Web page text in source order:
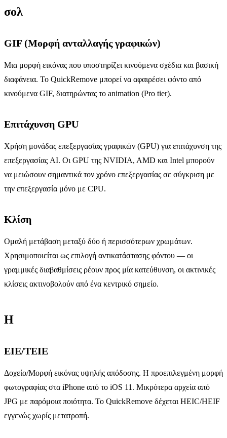
σολ
GIF (Μορφή ανταλλαγής γραφικών)
Μια μορφή εικόνας που υποστηρίζει κινούμενα σχέδια και βασική
διαφάνεια. Το QuickRemove μπορεί να αφαιρέσει φόντο από
κινούμενα GIF, διατηρώντας το animation (Pro tier).
Επιτάχυνση GPU
Χρήση μονάδας επεξεργασίας γραφικών (GPU) για επιτάχυνση της
επεξεργασίας AI. Οι GPU της NVIDIA, AMD και Intel μπορούν
να μειώσουν σημαντικά τον χρόνο επεξεργασίας σε σύγκριση με
την επεξεργασία μόνο με CPU.
Κλίση
Ομαλή μετάβαση μεταξύ δύο ή περισσότερων χρωμάτων.
Χρησιμοποιείται ως επιλογή αντικατάστασης φόντου — οι
γραμμικές διαβαθμίσεις ρέουν προς μία κατεύθυνση, οι ακτινικές
κλίσεις ακτινοβολούν από ένα κεντρικό σημείο.
H
ΕΙΕ/ΤΕΙΕ
Δοχείο/Μορφή εικόνας υψηλής απόδοσης. Η προεπιλεγμένη μορφή
φωτογραφίας στα iPhone από το iOS 11. Μικρότερα αρχεία από
JPG με παρόμοια ποιότητα. Το QuickRemove δέχεται HEIC/HEIF
εγγενώς χωρίς μετατροπή.